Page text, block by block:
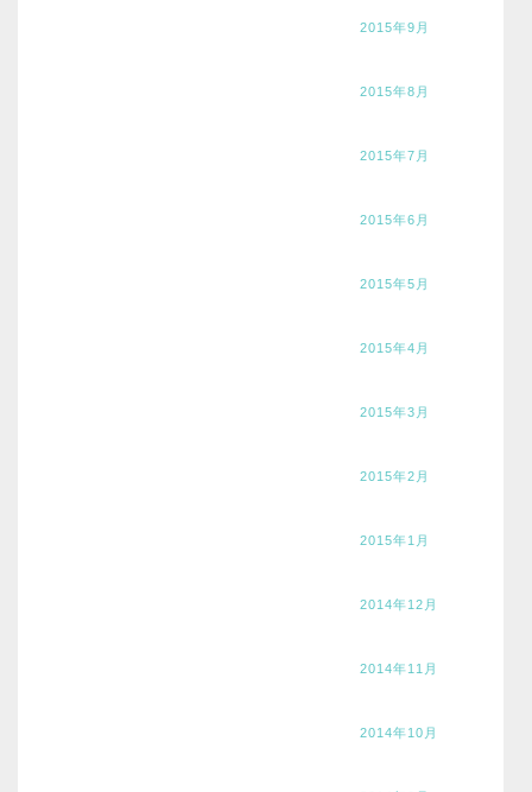
2015年9月
2015年8月
2015年7月
2015年6月
2015年5月
2015年4月
2015年3月
2015年2月
2015年1月
2014年12月
2014年11月
2014年10月